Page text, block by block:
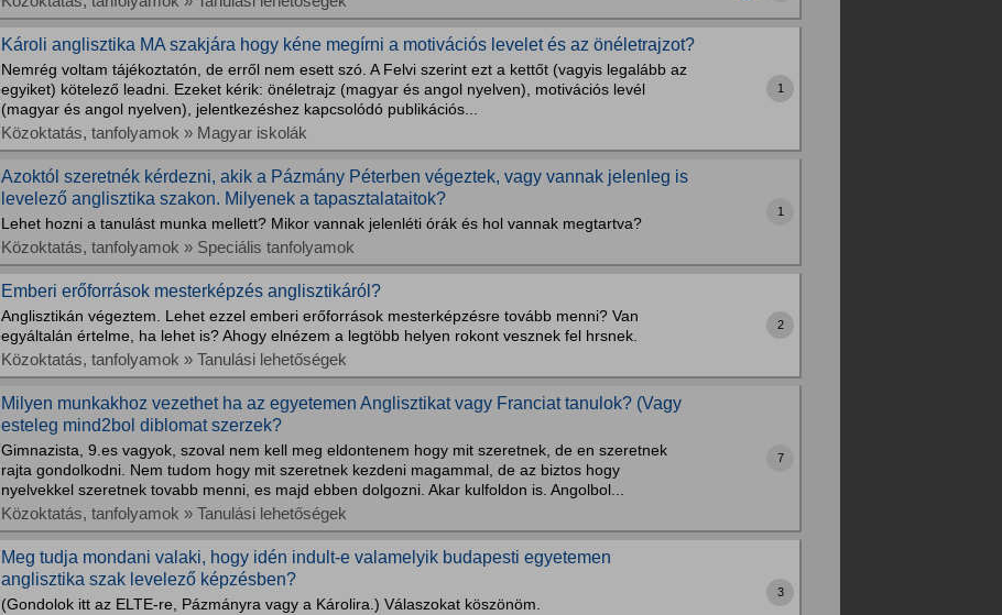
Károli anglisztika MA szakjára hogy kéne megírni a motivációs levelet és az önéletrajzot?
Nemrég voltam tájékoztatón, de erről nem esett szó. A Felvi szerint ezt a kettőt (vagyis legalább az
egyiket) kötelező leadni. Ezeket kérik: önéletrajz (magyar és angol nyelven), motivációs levél
(magyar és angol nyelven), jelentkezéshez kapcsolódó publikációs...
Közoktatás, tanfolyamok » Magyar iskolák
1
Azoktól szeretnék kérdezni, akik a Pázmány Péterben végeztek, vagy vannak jelenleg is
levelező anglisztika szakon. Milyenek a tapasztalataitok?
Lehet hozni a tanulást munka mellett? Mikor vannak jelenléti órák és hol vannak megtartva?
Közoktatás, tanfolyamok » Speciális tanfolyamok
1
Emberi erőforrások mesterképzés anglisztikáról?
Anglisztikán végeztem. Lehet ezzel emberi erőforrások mesterképzésre tovább menni? Van
egyáltalán értelme, ha lehet is? Ahogy elnézem a legtöbb helyen rokont vesznek fel hrsnek.
Közoktatás, tanfolyamok » Tanulási lehetőségek
2
Milyen munkakhoz vezethet ha az egyetemen Anglisztikat vagy Franciat tanulok? (Vagy
esteleg mind2bol diblomat szerzek?
Gimnazista, 9.es vagyok, szoval nem kell meg eldontenem hogy mit szeretnek, de en szeretnek
rajta gondolkodni. Nem tudom hogy mit szeretnek kezdeni magammal, de az biztos hogy
nyelvekkel szeretnek tovabb menni, es majd ebben dolgozni. Akar kulfoldon is. Angolbol...
Közoktatás, tanfolyamok » Tanulási lehetőségek
7
Meg tudja mondani valaki, hogy idén indult-e valamelyik budapesti egyetemen
anglisztika szak levelező képzésben?
(Gondolok itt az ELTE-re, Pázmányra vagy a Károlira.) Válaszokat köszönöm.
3